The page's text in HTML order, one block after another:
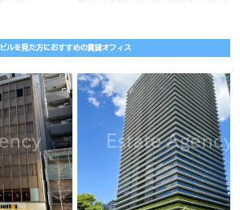
ルを見た方におすすめの賃貸オフィス